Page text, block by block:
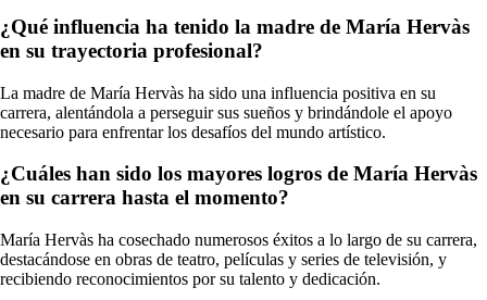
¿Qué influencia ha tenido la madre de María Hervàs
en su trayectoria profesional?
La madre de María Hervàs ha sido una influencia positiva en su
carrera, alentándola a perseguir sus sueños y brindándole el apoyo
necesario para enfrentar los desafíos del mundo artístico.
¿Cuáles han sido los mayores logros de María Hervàs
en su carrera hasta el momento?
María Hervàs ha cosechado numerosos éxitos a lo largo de su carrera,
destacándose en obras de teatro, películas y series de televisión, y
recibiendo reconocimientos por su talento y dedicación.